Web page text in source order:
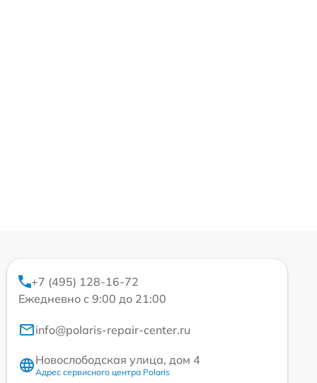
+7 (495) 128-16-72
Ежедневно с 9:00 до 21:00
info@polaris-repair-center.ru
Новослободская улица, дом 4
Адрес сервисного центра Polaris